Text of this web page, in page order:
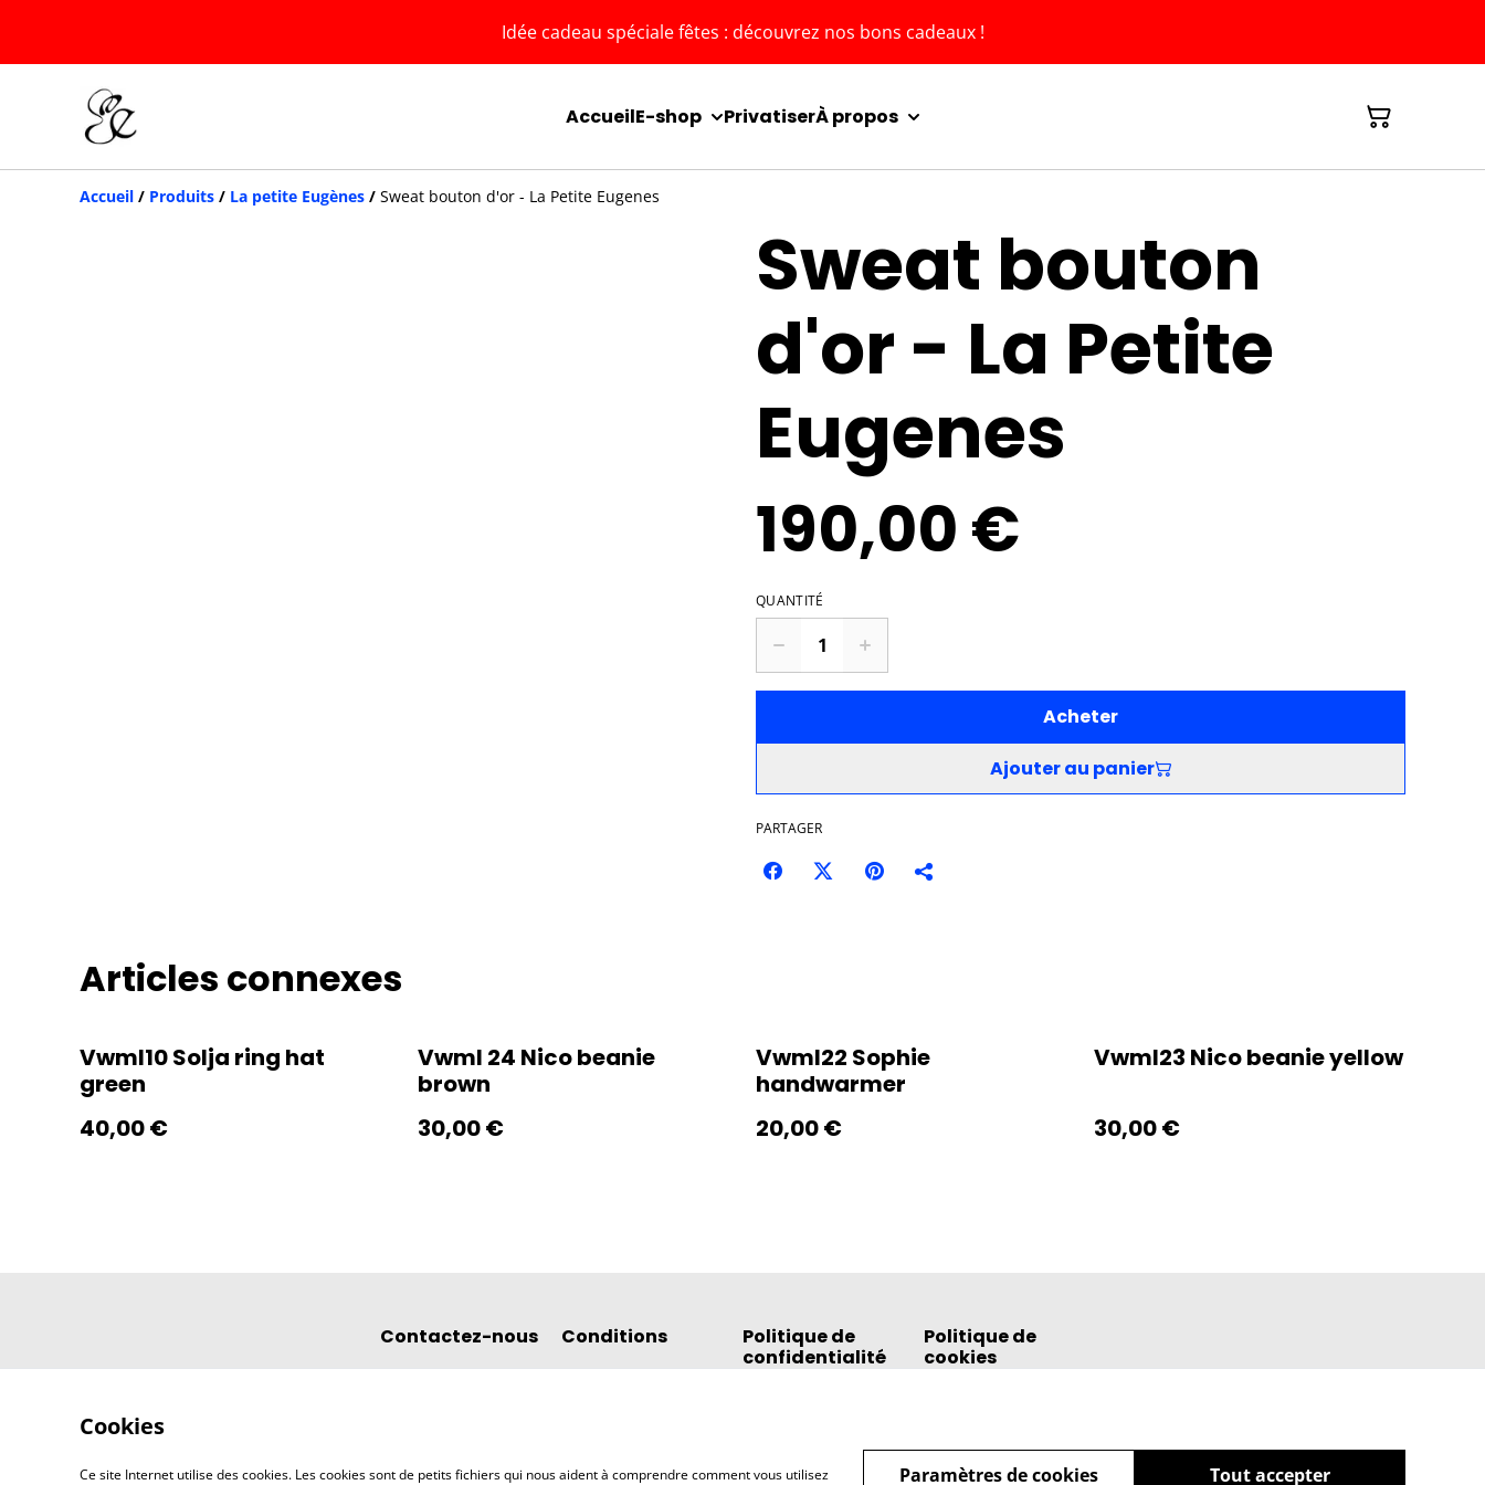
Idée cadeau spéciale fêtes : découvrez nos bons cadeaux !
AccueilE-shop PrivatiserÀ propos
Accueil / Produits / La petite Eugènes / Sweat bouton d'or - La Petite Eugenes
Sweat bouton
d'or - La Petite
Eugenes
190,00 €
QUANTITÉ
Acheter
Ajouter au panier
PARTAGER
Articles connexes
Vwml10 Solja ring hat
green
40,00 €
Vwml 24 Nico beanie
brown
30,00 €
Vwml22 Sophie
handwarmer
20,00 €
Vwml23 Nico beanie yellow
30,00 €
Contactez-nous Conditions
Politique de
confidentialité
Politique de
cookies
Cookies
Ce site Internet utilise des cookies. Les cookies sont de petits fichiers qui nous aident à comprendre comment vous utilisez
Tout accepter
Paramètres de cookies